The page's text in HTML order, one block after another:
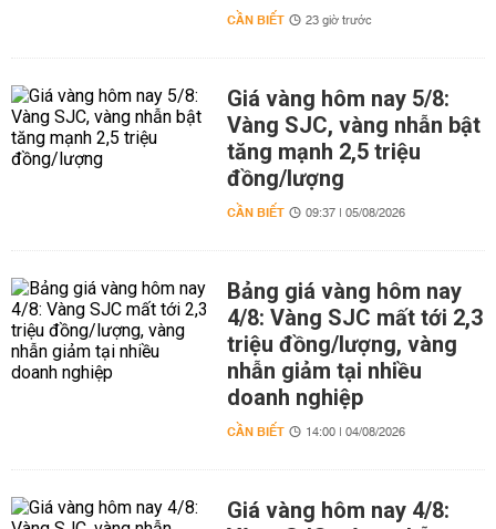
CẦN BIẾT 23 giờ trước
Giá vàng hôm nay 5/8:
Vàng SJC, vàng nhẫn bật
tăng mạnh 2,5 triệu
đồng/lượng
CẦN BIẾT 09:37 | 05/08/2026
Bảng giá vàng hôm nay
4/8: Vàng SJC mất tới 2,3
triệu đồng/lượng, vàng
nhẫn giảm tại nhiều
doanh nghiệp
CẦN BIẾT 14:00 | 04/08/2026
Giá vàng hôm nay 4/8: